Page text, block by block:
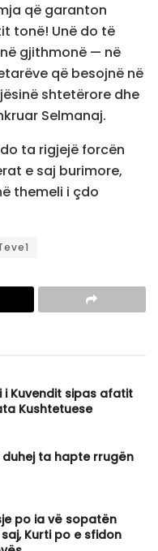
që garanton
tonë! Unë do të
gjithmonë — në
që besojnë në
shtetërore dhe
Selmanaj.
ta rigjejë forcën
e saj burimore,
themeli i çdo
i Kuvendit sipas afatit
Kushtetuese
duhej ta hapte rrugën
po ia vë sopatën
Kurti po e sfidon